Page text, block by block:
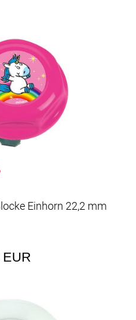
Einhorn 22,2 mm
EUR